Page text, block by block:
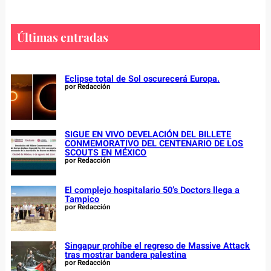
r
h
Últimas entradas
Eclipse total de Sol oscurecerá Europa.
por Redacción
SIGUE EN VIVO DEVELACIÓN DEL BILLETE
CONMEMORATIVO DEL CENTENARIO DE LOS
SCOUTS EN MÉXICO
por Redacción
El complejo hospitalario 50’s Doctors llega a
Tampico
por Redacción
Singapur prohíbe el regreso de Massive Attack
tras mostrar bandera palestina
por Redacción